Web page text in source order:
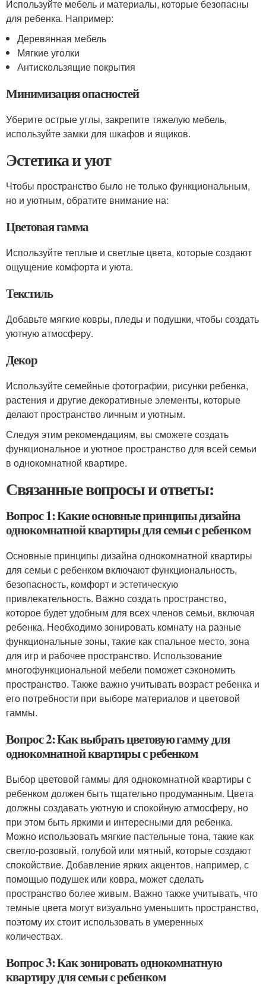
Используйте мебель и материалы, которые безопасны
для ребенка. Например:
Деревянная мебель
Мягкие уголки
Антискользящие покрытия
Минимизация опасностей
Уберите острые углы, закрепите тяжелую мебель,
используйте замки для шкафов и ящиков.
Эстетика и уют
Чтобы пространство было не только функциональным,
но и уютным, обратите внимание на:
Цветовая гамма
Используйте теплые и светлые цвета, которые создают
ощущение комфорта и уюта.
Текстиль
Добавьте мягкие ковры, пледы и подушки, чтобы создать
уютную атмосферу.
Декор
Используйте семейные фотографии, рисунки ребенка,
растения и другие декоративные элементы, которые
делают пространство личным и уютным.
Следуя этим рекомендациям, вы сможете создать
функциональное и уютное пространство для всей семьи
в однокомнатной квартире.
Связанные вопросы и ответы:
Вопрос 1: Какие основные принципы дизайна
однокомнатной квартиры для семьи с ребенком
Основные принципы дизайна однокомнатной квартиры
для семьи с ребенком включают функциональность,
безопасность, комфорт и эстетическую
привлекательность. Важно создать пространство,
которое будет удобным для всех членов семьи, включая
ребенка. Необходимо зонировать комнату на разные
функциональные зоны, такие как спальное место, зона
для игр и рабочее пространство. Использование
многофункциональной мебели поможет сэкономить
пространство. Также важно учитывать возраст ребенка и
его потребности при выборе материалов и цветовой
гаммы.
Вопрос 2: Как выбрать цветовую гамму для
однокомнатной квартиры с ребенком
Выбор цветовой гаммы для однокомнатной квартиры с
ребенком должен быть тщательно продуманным. Цвета
должны создавать уютную и спокойную атмосферу, но
при этом быть яркими и интересными для ребенка.
Можно использовать мягкие пастельные тона, такие как
светло-розовый, голубой или мятный, которые создают
спокойствие. Добавление ярких акцентов, например, с
помощью подушек или ковра, может сделать
пространство более живым. Важно также учитывать, что
темные цвета могут визуально уменьшить пространство,
поэтому их стоит использовать в умеренных
количествах.
Вопрос 3: Как зонировать однокомнатную
квартиру для семьи с ребенком